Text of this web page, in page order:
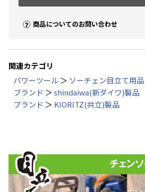
商品についてのお問い合わせ
関連カテゴリ
パワーツール ＞ ソーチェン目立て用品
ブランド ＞shindaiwa(新ダイワ)製品
ブランド ＞ KIORITZ(共立)製品